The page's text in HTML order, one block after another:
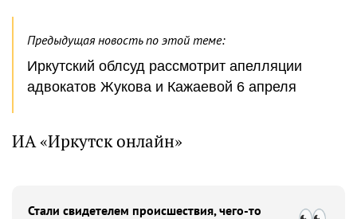
Предыдущая новость по этой теме:
Иркутский облсуд рассмотрит апелляции
адвокатов Жукова и Кажаевой 6 апреля
ИА «Иркутск онлайн»
Стали свидетелем происшествия, чего-то